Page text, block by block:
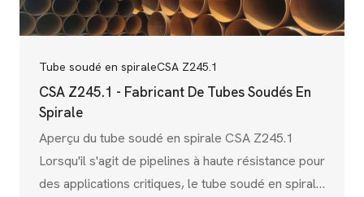
Tube soudé en spiraleCSA Z245.1
CSA Z245.1 - Fabricant De Tubes Soudés En
Spirale
Aperçu du tube soudé en spirale CSA Z245.1
Lorsqu'il s'agit de pipelines à haute résistance pour
des applications critiques, le tube soudé en spirale